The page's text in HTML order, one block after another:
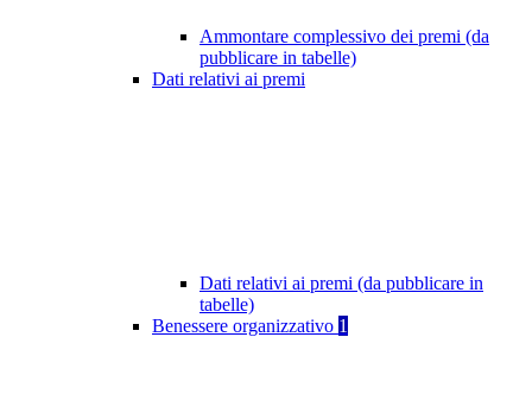
Ammontare complessivo dei premi (da
pubblicare in tabelle)
Dati relativi ai premi
Dati relativi ai premi (da pubblicare in
tabelle)
Benessere organizzativo 1